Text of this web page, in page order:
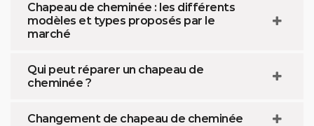
Chapeau de cheminée : les différents
modèles et types proposés par le
marché
Qui peut réparer un chapeau de
cheminée ?
Changement de chapeau de cheminée